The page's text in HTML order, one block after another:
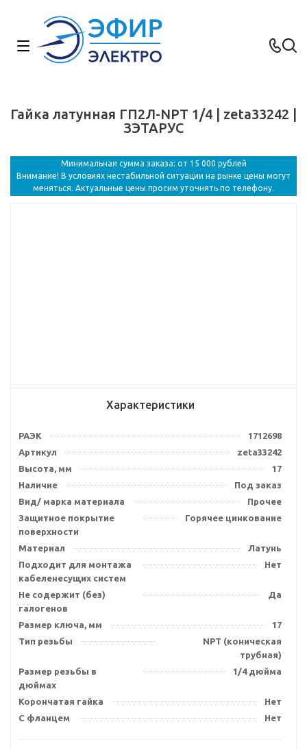
Гайка латунная ГП2Л-NPT 1/4 | zeta33242 |
ЗЭТАРУС
Минимальная сумма заказа: от 15 000 рублей
Внимание! В условиях нестабильной ситуации на рынке цены могут
меняться. Актуальные цены просим уточнять по телефону.
Характеристики
РАЭК
1712698
Артикул
zeta33242
Высота, мм
17
Наличие
Под заказ
Вид/ марка материала
Прочее
Защитное покрытие
поверхности
Горячее цинкование
Материал
Латунь
Подходит для монтажа
кабеленесущих систем
Нет
Не содержит (без)
галогенов
Да
Размер ключа, мм
17
Тип резьбы
NPT (коническая
трубная)
Размер резьбы в
дюймах
1/4 дюйма
Корончатая гайка
Нет
С фланцем
Нет